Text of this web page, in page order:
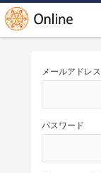
メールアドレス
パスワード